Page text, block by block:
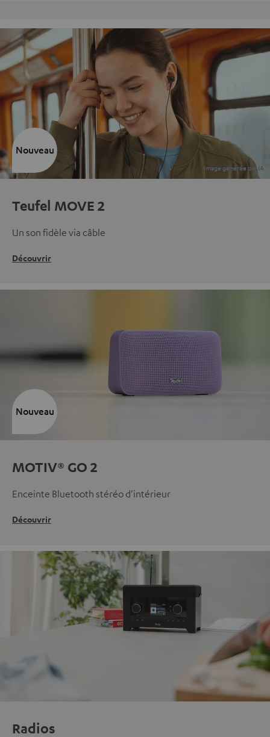
Teufel MOVE 2
Un son fidèle via câble
Découvrir
Nouveau
MOTIV® GO 2
Enceinte Bluetooth stéréo d'intérieur
Découvrir
Nouveau
Radios